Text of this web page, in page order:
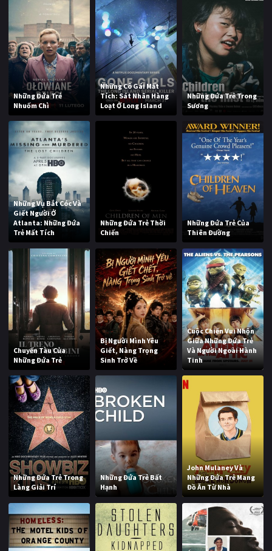
Những Đứa Trẻ
Nhuốm Chì
Những Cô Gái Mất
Tích: Sát Nhân Hàng
Loạt Ở Long Island
Những Đứa Trẻ Trong
Sương
Những Vụ Bắt Cóc Và
Giết Người Ở
Atlanta: Những Đứa
Trẻ Mất Tích
Những Đứa Trẻ Thời
Chiến
Những Đứa Trẻ Của
Thiên Đường
Chuyến Tàu Của
Những Đứa Trẻ
Bị Người Mình Yêu
Giết, Nàng Trọng
Sinh Trở Về
Cuộc Chiến Vui Nhộn
Giữa Những Đứa Trẻ
Và Người Ngoài Hành
Tinh
Những Đứa Trẻ Trong
Làng Giải Trí
Những Đứa Trẻ Bất
Hạnh
John Mulaney Và
Những Đứa Trẻ Mang
Đồ Ăn Từ Nhà